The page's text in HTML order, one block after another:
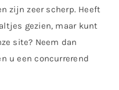
zijn zeer scherp. Heeft
gezien, maar kunt
site? Neem dan
u een concurrerend